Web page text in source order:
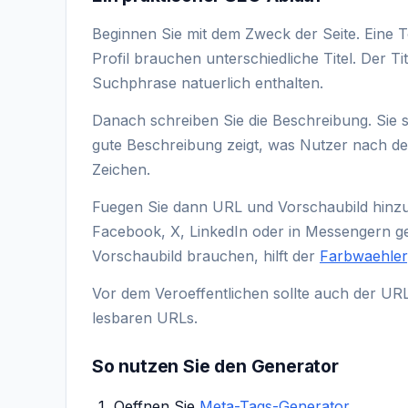
Beginnen Sie mit dem Zweck der Seite. Eine
Profil brauchen unterschiedliche Titel. Der
Suchphrase natuerlich enthalten.
Danach schreiben Sie die Beschreibung.
gute Beschreibung zeigt, was Nutzer nach
Zeichen.
Fuegen Sie dann URL und Vorschaubild
Facebook, X, LinkedIn oder in Messengern
Vorschaubild brauchen, hilft der Farbwaehler
Vor dem Veroeffentlichen sollte auch der
lesbaren URLs.
So nutzen Sie den Generator